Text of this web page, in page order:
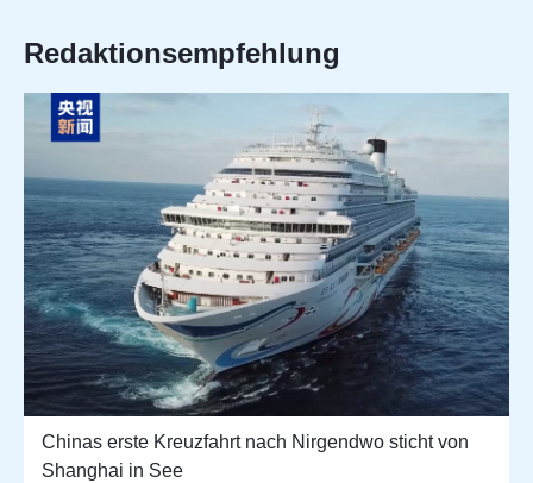
Redaktionsempfehlung
Chinas erste Kreuzfahrt nach Nirgendwo sticht von
Shanghai in See